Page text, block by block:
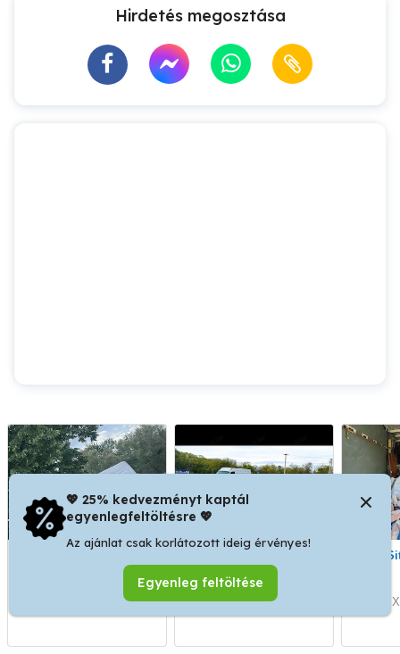
Hirdetés megosztása
XX. kerület
💖 25% kedvezményt kaptál
egyenlegfeltöltésre 💖
Az ajánlat csak korlátozott ideig érvényes!
Egyenleg feltöltése